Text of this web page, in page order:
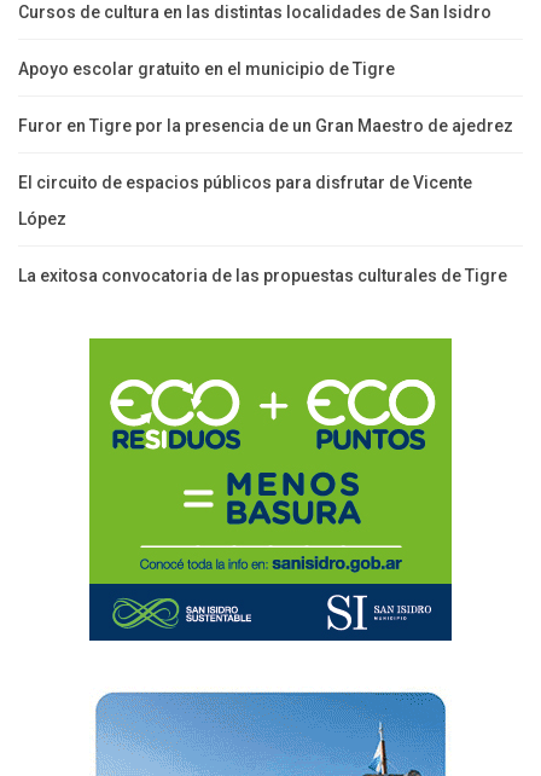
Cursos de cultura en las distintas localidades de San Isidro
Apoyo escolar gratuito en el municipio de Tigre
Furor en Tigre por la presencia de un Gran Maestro de ajedrez
El circuito de espacios públicos para disfrutar de Vicente
López
La exitosa convocatoria de las propuestas culturales de Tigre